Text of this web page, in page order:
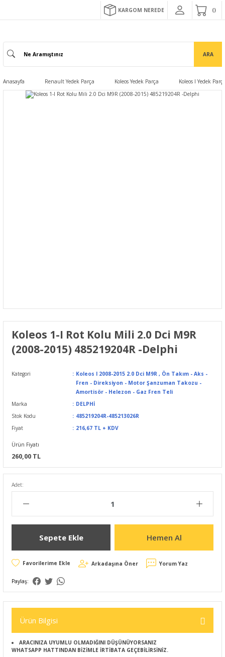
KARGOM NEREDE
ARA
Anasayfa Renault Yedek Parça Koleos Yedek Parça Koleos I Yedek
Koleos 1-I Rot Kolu Mili 2.0 Dci M9R
(2008-2015) 485219204R -Delphi
Kategori Koleos I 2008-2015 2.0 Dci M9R , Ön Takım - Aks -
Fren - Direksiyon - Motor Şanzuman Takozu -
Amortisör - Helezon - Gaz Fren Teli
Marka
DELPHİ
Stok Kodu
485219204R-485213026R
Fiyat
216,67 TL + KDV
Ürün Fiyatı
260,00 TL
Adet:
Sepete Ekle Hemen Al
Arkadaşına Öner Yorum Yaz
Paylaş:
Ürün Bilgisi
ARACINIZA UYUMLU OLMADIĞINI DÜŞÜNÜYORSANIZ
WHATSAPP HATTINDAN BİZİMLE İRTİBATA GEÇEBİLİRSİNİZ.